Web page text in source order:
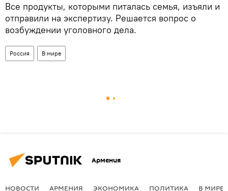
Все продукты, которыми питалась семья, изъяли и
отправили на экспертизу. Решается вопрос о
возбуждении уголовного дела.
Россия В мире
Армения
НОВОСТИ АРМЕНИЯ ЭКОНОМИКА ПОЛИТИКА В МИРЕ